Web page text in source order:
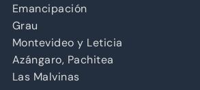
Emancipación
Grau
Montevideo y Leticia
Azángaro, Pachitea
Las Malvinas